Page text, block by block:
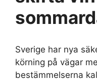
Sverige har nya
körning på vägar
bestämmelserna